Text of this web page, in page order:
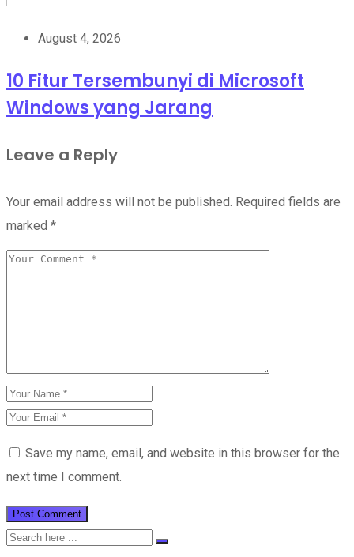
August 4, 2026
10 Fitur Tersembunyi di Microsoft
Windows yang Jarang
Leave a Reply
Your email address will not be published. Required fields are
marked *
Save my name, email, and website in this browser for the
next time I comment.